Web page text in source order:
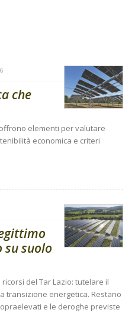
che
elementi per valutare
economica e criteri
suolo
del Tar Lazio: tutelare il
transizione energetica. Restano
e le deroghe previste